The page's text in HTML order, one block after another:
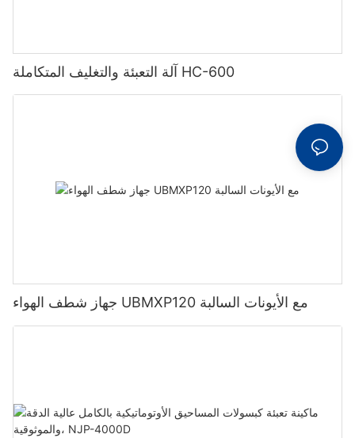
آلة التعبئة والتغليف المتكاملة HC-600
جهاز شطف الهواء UBMXP120 مع الأيونات السالبة